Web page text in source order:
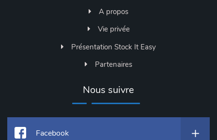
A propos
Vie privée
Présentation Stock It Easy
Partenaires
Nous suivre
Facebook